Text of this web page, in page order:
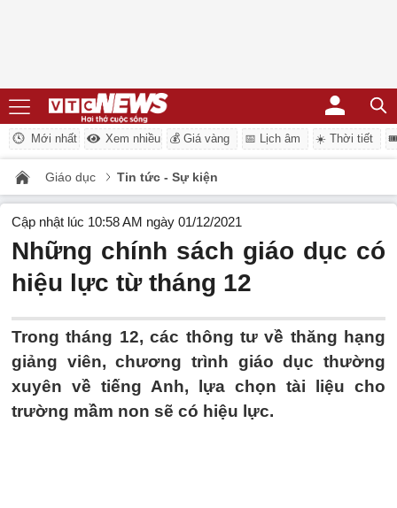
Mới nhất Xem nhiều 💰 Giá vàng 📅 Lịch âm ☀️ Thời tiết
Giáo dục Tin tức - Sự kiện
Cập nhật lúc 10:58 AM ngày 01/12/2021
Những chính sách giáo dục có
hiệu lực từ tháng 12
Trong tháng 12, các thông tư về thăng hạng
giảng viên, chương trình giáo dục thường
xuyên về tiếng Anh, lựa chọn tài liệu cho
trường mầm non sẽ có hiệu lực.